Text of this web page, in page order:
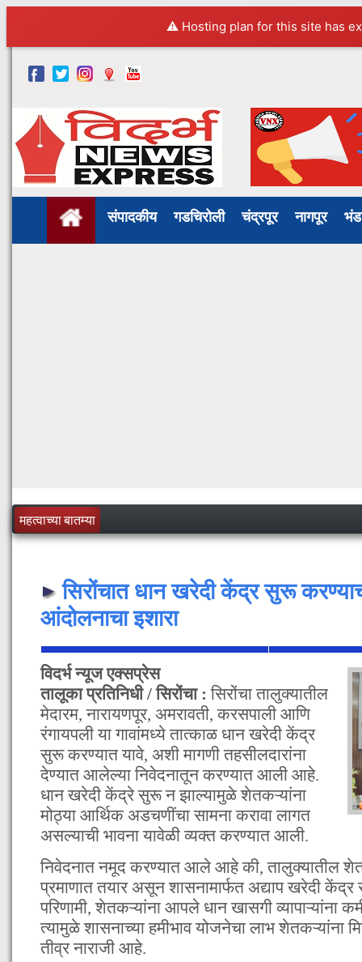
⚠️ Hosting plan for this site has
संपादकीय गडचिरोली चंद्रपूर नागपूर
महत्वाच्या बातम्या
सिरोंचात धान खरेदी केंद्र सुरू
आंदोलनाचा इशारा
विदर्भ न्यूज एक्सप्रेस
तालूका प्रतिनिधी / सिरोंचा : सिरोंचा तालुक्यातील
मेदारम, नारायणपूर, अमरावती, करसपाली आणि
रंगायपली या गावांमध्ये तात्काळ धान खरेदी केंद्र
सुरू करण्यात यावे, अशी मागणी तहसीलदारांना
देण्यात आलेल्या निवेदनातून करण्यात आली आहे.
धान खरेदी केंद्रे सुरू न झाल्यामुळे शेतकऱ्यांना
मोठ्या आर्थिक अडचणींचा सामना करावा लागत
असल्याची भावना यावेळी व्यक्त करण्यात आली.
निवेदनात नमूद करण्यात आले आहे की, तालुक्यातील
प्रमाणात तयार असून शासनामार्फत अद्याप खरेदी
परिणामी, शेतकऱ्यांना आपले धान खासगी व्यापाऱ्यांना
त्यामुळे शासनाच्या हमीभाव योजनेचा लाभ शेतकऱ्यांना
तीव्र नाराजी आहे.